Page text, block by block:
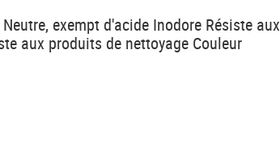
exempt d'acide Inodore Résiste aux
aux produits de nettoyage Couleur